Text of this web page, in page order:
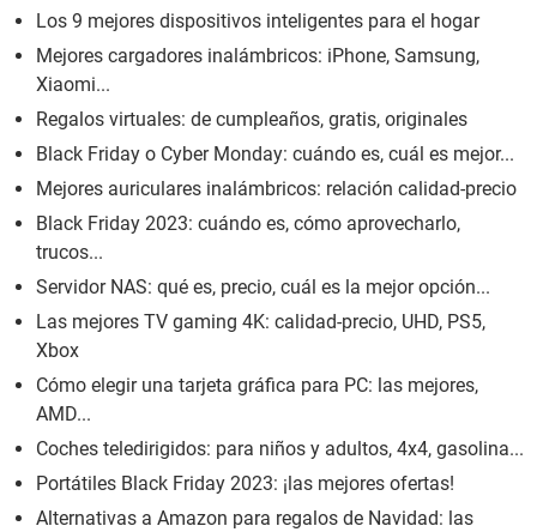
Los 9 mejores dispositivos inteligentes para el hogar
Mejores cargadores inalámbricos: iPhone, Samsung,
Xiaomi...
Regalos virtuales: de cumpleaños, gratis, originales
Black Friday o Cyber Monday: cuándo es, cuál es mejor...
Mejores auriculares inalámbricos: relación calidad-precio
Black Friday 2023: cuándo es, cómo aprovecharlo,
trucos...
Servidor NAS: qué es, precio, cuál es la mejor opción...
Las mejores TV gaming 4K: calidad-precio, UHD, PS5,
Xbox
Cómo elegir una tarjeta gráfica para PC: las mejores,
AMD...
Coches teledirigidos: para niños y adultos, 4x4, gasolina...
Portátiles Black Friday 2023: ¡las mejores ofertas!
Alternativas a Amazon para regalos de Navidad: las